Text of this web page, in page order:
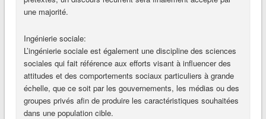
une majorité.
Ingénierie sociale:
L’ingénierie sociale est également une discipline des sciences
sociales qui fait référence aux efforts visant à influencer des
attitudes et des comportements sociaux particuliers à grande
échelle, que ce soit par les gouvernements, les médias ou des
groupes privés afin de produire les caractéristiques souhaitées
dans une population cible.